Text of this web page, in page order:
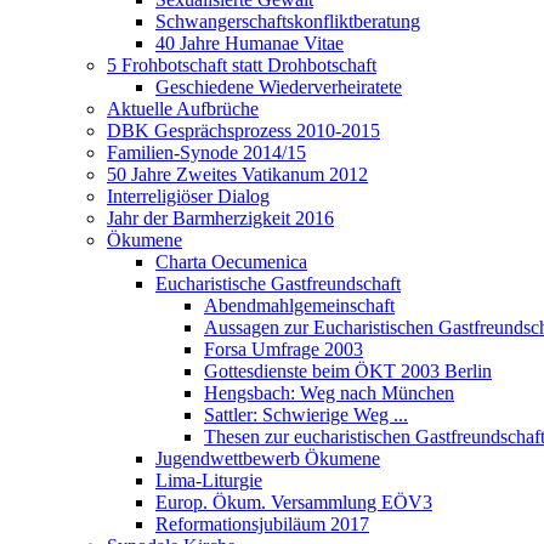
Schwangerschaftskonfliktberatung
40 Jahre Humanae Vitae
5 Frohbotschaft statt Drohbotschaft
Geschiedene Wiederverheiratete
Aktuelle Aufbrüche
DBK Gesprächsprozess 2010-2015
Familien-Synode 2014/15
50 Jahre Zweites Vatikanum 2012
Interreligiöser Dialog
Jahr der Barmherzigkeit 2016
Ökumene
Charta Oecumenica
Eucharistische Gastfreundschaft
Abendmahlgemeinschaft
Aussagen zur Eucharistischen
Forsa Umfrage 2003
Gottesdienste beim ÖKT 2003 Berlin
Hengsbach: Weg nach München
Sattler: Schwierige Weg ...
Thesen zur eucharistischen Gastfreundschaft
Jugendwettbewerb Ökumene
Lima-Liturgie
Europ. Ökum. Versammlung EÖV3
Reformationsjubiläum 2017